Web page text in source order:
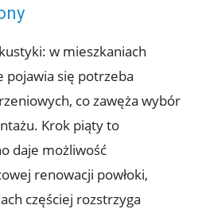
w mieszkaniach
pojawia się potrzeba
co zawęża wybór
Krok piąty to
daje możliwość
renowacji powłoki,
częściej rozstrzyga